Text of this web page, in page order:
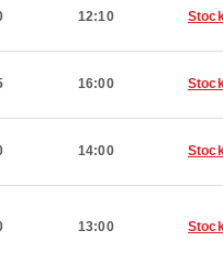
12:10
16:00
14:00
13:00